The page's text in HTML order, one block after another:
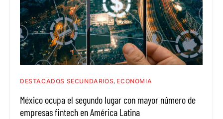
DESTACADOS SECUNDARIOS ECONOMIA
México ocupa el segundo lugar con mayor número de
empresas fintech en América Latina